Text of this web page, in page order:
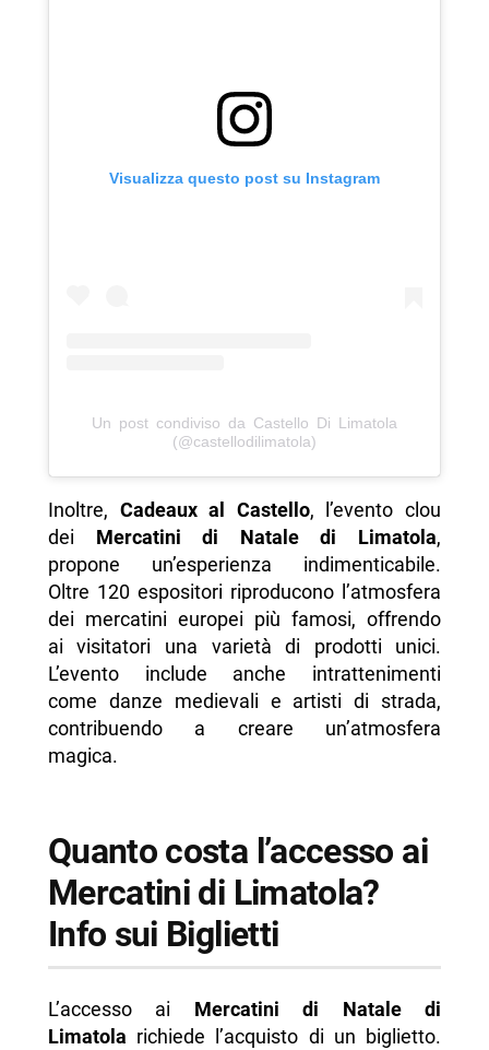
Visualizza questo post su Instagram
Un post condiviso da Castello Di Limatola
(@castellodilimatola)
Inoltre, Cadeaux al Castello, l’evento clou
dei Mercatini di Natale di Limatola,
propone un’esperienza indimenticabile.
Oltre 120 espositori riproducono l’atmosfera
dei mercatini europei più famosi, offrendo
ai visitatori una varietà di prodotti unici.
L’evento include anche intrattenimenti
come danze medievali e artisti di strada,
contribuendo a creare un’atmosfera
magica.
Quanto costa l’accesso ai
Mercatini di Limatola?
Info sui Biglietti
L’accesso ai Mercatini di Natale di
Limatola richiede l’acquisto di un biglietto.